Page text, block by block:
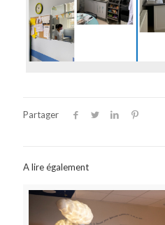
Partager
A lire également